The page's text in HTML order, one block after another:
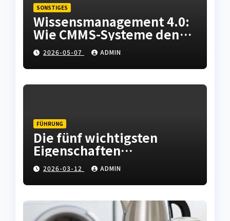
SONSTIGES
Wissensmanagement 4.0:
Wie CMMS-Systeme den
Fachkräftemangel in der
Instandhaltung abfedern
2026-05-07 ADMIN
FÜHRUNG
Die fünf wichtigsten
Eigenschaften
hochwertiger
Leiterplatten
2026-03-12 ADMIN